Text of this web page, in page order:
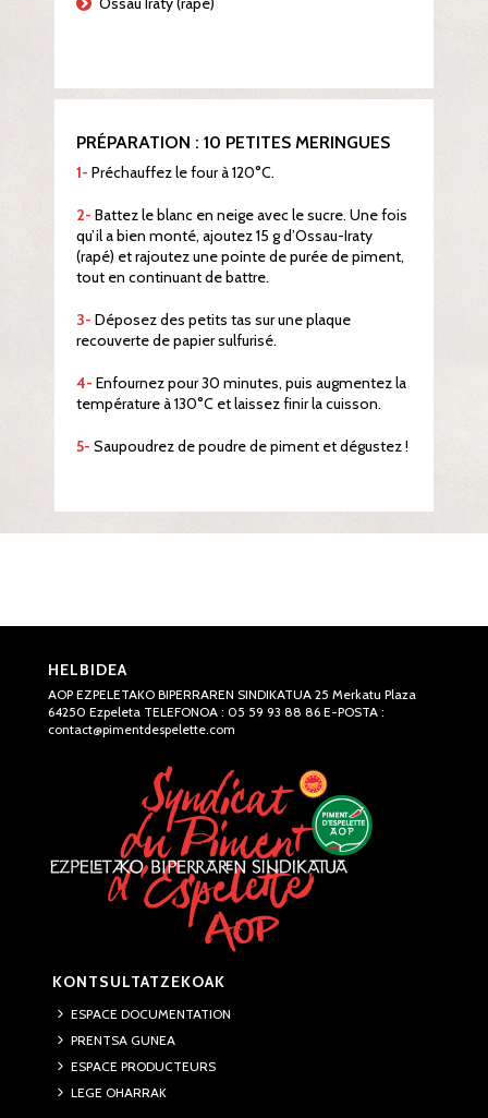
PRÉPARATION : 10 PETITES MERINGUES
1- Préchauffez le four à 120°C.
2- Battez le blanc en neige avec le sucre. Une fois
qu’il a bien monté, ajoutez 15 g d’Ossau-Iraty
(rapé) et rajoutez une pointe de purée de piment,
tout en continuant de battre.
3- Déposez des petits tas sur une plaque
recouverte de papier sulfurisé.
4- Enfournez pour 30 minutes, puis augmentez la
température à 130°C et laissez finir la cuisson.
5- Saupoudrez de poudre de piment et dégustez !
HELBIDEA
AOP EZPELETAKO BIPERRAREN SINDIKATUA 25 Merkatu Plaza
64250 Ezpeleta TELEFONOA : 05 59 93 88 86 E-POSTA :
contact@pimentdespelette.com
KONTSULTATZEKOAK
ESPACE DOCUMENTATION
PRENTSA GUNEA
ESPACE PRODUCTEURS
LEGE OHARRAK